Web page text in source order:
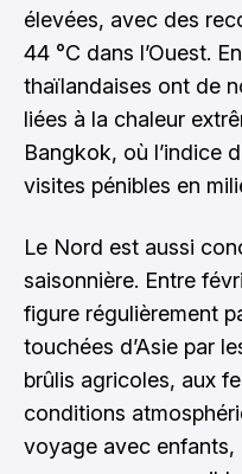
élevées, avec des
44 °C dans l’Ouest.
thaïlandaises ont de
liées à la chaleur
Bangkok, où l’indice
visites pénibles en
Le Nord est aussi
saisonnière. Entre
figure régulièrement
touchées d’Asie par
brûlis agricoles, aux
conditions
voyage avec enfants,